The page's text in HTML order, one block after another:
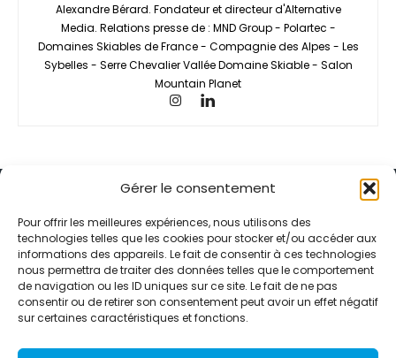
Gérer le consentement
Pour offrir les meilleures expériences, nous utilisons des
technologies telles que les cookies pour stocker et/ou accéder aux
informations des appareils. Le fait de consentir à ces technologies
nous permettra de traiter des données telles que le comportement
de navigation ou les ID uniques sur ce site. Le fait de ne pas
consentir ou de retirer son consentement peut avoir un effet négatif
sur certaines caractéristiques et fonctions.
Alexandre Bérard. Fondateur et directeur d'Alternative
Media. Relations presse de : MND Group - Polartec -
Domaines Skiables de France - Compagnie des Alpes - Les
Sybelles - Serre Chevalier Vallée Domaine Skiable - Salon
Mountain Planet
Alternative Média est une agence de relations presse et de
relations publiques basée à Grenoble. Depuis 1995, elle conçoit et
pilote des stratégies de visibilité en France et à l’international
grâce à un réseau d’agences partenaires.